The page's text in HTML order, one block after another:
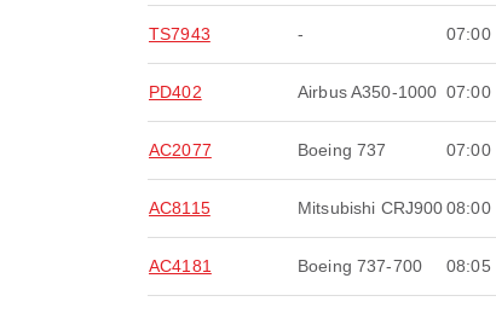
TS7943 - 07:00
PD402 Airbus A350-1000 07:00
AC2077 Boeing 737 07:00
AC8115 Mitsubishi CRJ90008:00
AC4181 Boeing 737-700 08:05